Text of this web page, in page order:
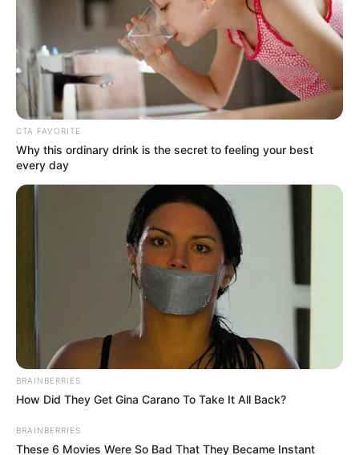
CTA FAVORITE
Why this ordinary drink is the secret to feeling your best
every day
BRAINBERRIES
How Did They Get Gina Carano To Take It All Back?
BRAINBERRIES
These 6 Movies Were So Bad That They Became Instant